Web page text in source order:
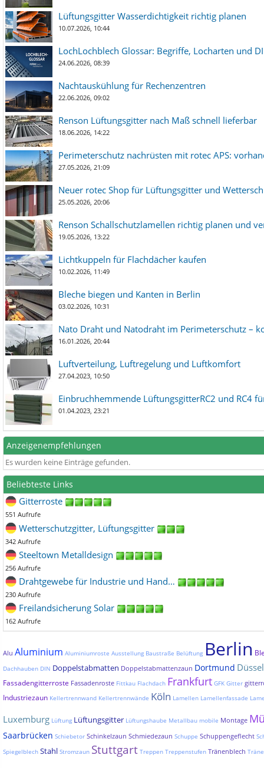
Lüftungsgitter Wasserdichtigkeit richtig planen
10.07.2026, 10:44
LochLochblech Glossar: Begriffe, Locharten und
24.06.2026, 08:39
Nachtauskühlung für Rechenzentren
22.06.2026, 09:02
Renson Lüftungsgitter nach Maß schnell lieferbar
18.06.2026, 14:22
Perimeterschutz nachrüsten mit rotec APS:
27.05.2026, 21:09
Neuer rotec Shop für Lüftungsgitter und
25.05.2026, 20:06
Renson Schallschutzlamellen richtig planen und
19.05.2026, 13:22
Lichtkuppeln für Flachdächer kaufen
10.02.2026, 11:49
Bleche biegen und Kanten in Berlin
03.02.2026, 10:31
Nato Draht und Natodraht im Perimeterschutz –
16.01.2026, 20:44
Luftverteilung, Luftregelung und Luftkomfort
27.04.2023, 10:50
Einbruchhemmende LüftungsgitterRC2 und RC4
01.04.2023, 23:21
Anzeigenempfehlungen
Es wurden keine Einträge gefunden.
Beliebteste Links
Gitterroste
551 Aufrufe
Wetterschutzgitter, Lüftungsgitter
342 Aufrufe
Steeltown Metalldesign
256 Aufrufe
Drahtgewebe für Industrie und Hand…
230 Aufrufe
Freilandsicherung Solar
162 Aufrufe
Alu Aluminium Aluminiumroste Ausstellung Baustraße Belüftung Berlin
Dachhauben DIN Doppelstabmatten Doppelstabmattenzaun Dortmund
Fassadengitterroste Fassadenroste Fittkau Flachdach Frankfurt GFK Gitter
Industriezaun Kellertrennwand Kellertrennwände Köln Lamellen Lamellenfassade
Luxemburg Lüftung Lüftungsgitter Lüftungshaube Metallbau mobile Montage
Saarbrücken Schiebetor Schinkelzaun Schmiedezaun Schuppe Schuppengeflecht
Spiegelblech Stahl Stromzaun Stuttgart Treppen Treppenstufen Tränenblech